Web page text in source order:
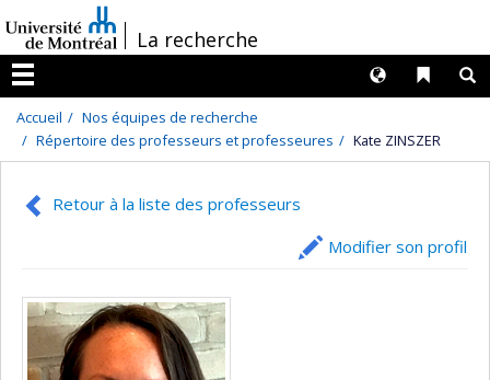
au
contenu
/La recherche
Menu
Liens
Langues
Accueil
Nos équipes de recherche
Répertoire des professeurs et professeures
Kate ZINSZER
Retour à la liste des professeurs
Modifier son profil